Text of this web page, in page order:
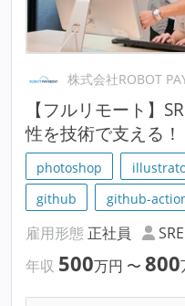
株式会社ROBOT
【フルリモート】
性を技術で支える！
photoshop
github
github-
雇用形態 正社員 SRE
年収 500万円 〜 800